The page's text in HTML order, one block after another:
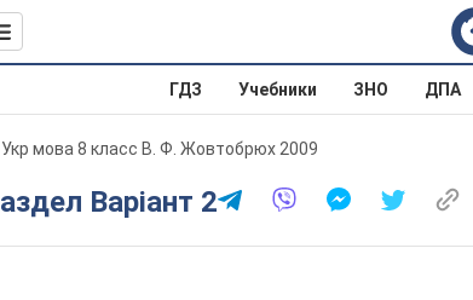
ГДЗ Учебники ЗНО ДПА
Укр мова 8 класс В. Ф. Жовтобрюх 2009
Раздел Варіант 2